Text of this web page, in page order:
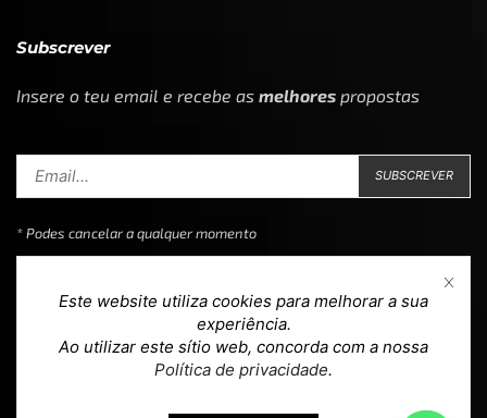
Subscrever
Insere o teu email e recebe as melhores propostas
* Podes cancelar a qualquer momento
Copyright © 2023Loja 39. Todos os direitos reservados.
Este website utiliza cookies para melhorar a sua
experiência.
Ao utilizar este sítio web, concorda com a nossa
Política de privacidade.